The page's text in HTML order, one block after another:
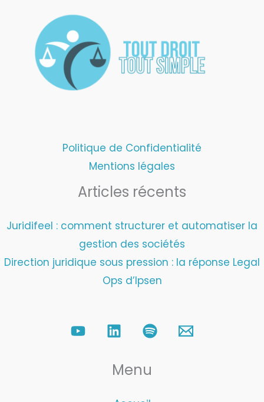
Politique de Confidentialité
Mentions légales
Articles récents
Juridifeel : comment structurer et automatiser la
gestion des sociétés
Direction juridique sous pression : la réponse Legal
Ops d’Ipsen
Menu